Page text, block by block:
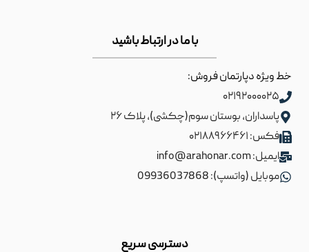
با ما در ارتباط باشید
خط ویژه دپارتمان فروش:
۰۲۱۹۲۰۰۰۰۲۵
پاسداران، بوستان سوم(چکشی)، پلاک ۲۶
فکس: ۰۲۱۸۸۹۶۶۴۶۱
ایمیل: info@arahonar.com
موبایل (واتسپ): 09936037868
دسترسی سریع